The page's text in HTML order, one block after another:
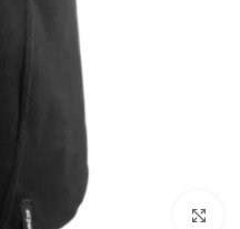
بزرگنمایی تصویر